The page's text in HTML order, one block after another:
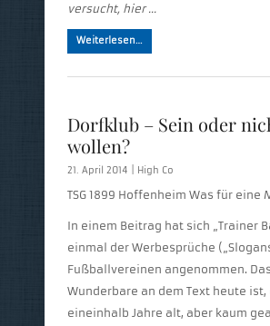
versucht, hier …
Weiterlesen…
Dorfklub – Sein oder
wollen?
21. April 2014 | High Co
TSG 1899 Hoffenheim Was für eine
In einem Beitrag hat sich „Trainer
einmal der Werbesprüche
Fußballvereinen angenommen. Das
Wunderbare an dem Text heute ist,
eineinhalb Jahre alt, aber kaum